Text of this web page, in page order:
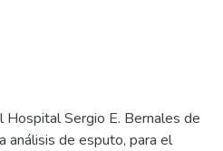
Hospital Sergio E. Bernales de
análisis de esputo, para el